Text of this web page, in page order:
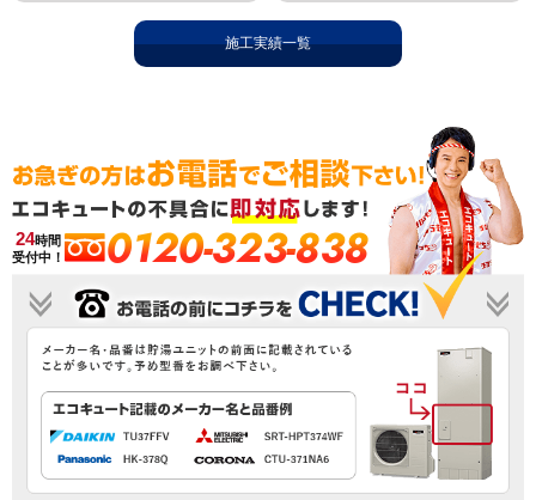
施工実績一覧
24時間
受付中！
0120-323-838